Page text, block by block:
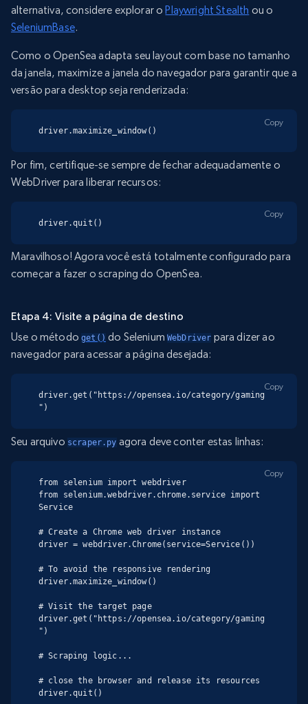
alternativa, considere explorar oPlaywright Stealth ou o
SeleniumBase.
Como o OpenSea adapta seu layout com base no tamanho
da janela, maximize a janela do navegador para garantir que a
versão para desktop seja renderizada:
driver.maximize_window()
Copy
Por fim, certifique-se sempre de fechar adequadamente o
WebDriver para liberar recursos:
driver.quit()
Copy
Maravilhoso! Agora você está totalmente configurado para
começar a fazer o scraping do OpenSea.
Etapa 4: Visite a página de destino
Use o métodoget() do Selenium WebDriver para dizer ao
navegador para acessar a página desejada:
driver.get("https://opensea.io/category/gaming
")
Copy
Seu arquivo scraper.py agora deve conter estas linhas:
from selenium import webdriver
from selenium.webdriver.chrome.service import
Service
# Create a Chrome web driver instance
driver = webdriver.Chrome(service=Service())
# To avoid the responsive rendering
driver.maximize_window()
# Visit the target page
driver.get("https://opensea.io/category/gaming
")
# Scraping logic...
# close the browser and release its resources
driver.quit()
Copy